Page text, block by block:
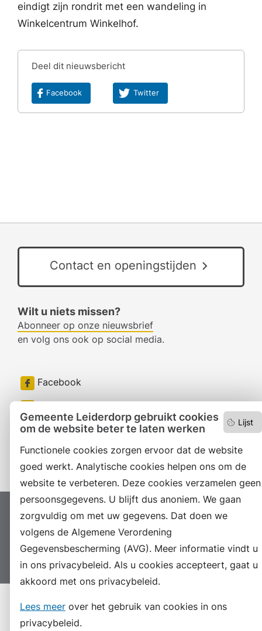
Lijst
Gemeente Leiderdorp gebruikt cookies
om de website beter te laten werken
Functionele cookies zorgen ervoor dat de website
goed werkt. Analytische cookies helpen ons om de
website te verbeteren. Deze cookies verzamelen geen
persoonsgegevens. U blijft dus anoniem. We gaan
zorgvuldig om met uw gegevens. Dat doen we
volgens de Algemene Verordening
Gegevensbescherming (AVG). Meer informatie vindt u
in ons privacybeleid. Als u cookies accepteert, gaat u
akkoord met ons privacybeleid.
Lees meer over het gebruik van cookies in ons
privacybeleid.
eindigt zijn rondrit met een wandeling in
Winkelcentrum Winkelhof.
Deel dit nieuwsbericht
Facebook Twitter
Contact en openingstijden
Wilt u niets missen?
Abonneer op onze nieuwsbrief
en volg ons ook op social media.
Facebook
LinkedIn
Instagram
Proclaimer Colofon
Toegankelijkheid
Sitemap
Privacyverklaring
Servicenormen
Suggesties
Archief Vacatures